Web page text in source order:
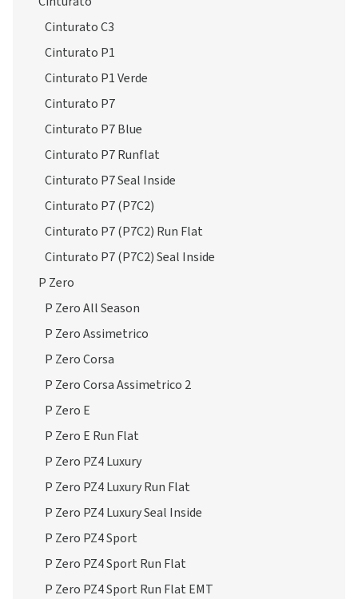
Cinturato C3
Cinturato P1
Cinturato P1 Verde
Cinturato P7
Cinturato P7 Blue
Cinturato P7 Runflat
Cinturato P7 Seal Inside
Cinturato P7 (P7C2)
Cinturato P7 (P7C2) Run Flat
Cinturato P7 (P7C2) Seal Inside
P Zero
P Zero All Season
P Zero Assimetrico
P Zero Corsa
P Zero Corsa Assimetrico 2
P Zero E
P Zero E Run Flat
P Zero PZ4 Luxury
P Zero PZ4 Luxury Run Flat
P Zero PZ4 Luxury Seal Inside
P Zero PZ4 Sport
P Zero PZ4 Sport Run Flat
P Zero PZ4 Sport Run Flat EMT